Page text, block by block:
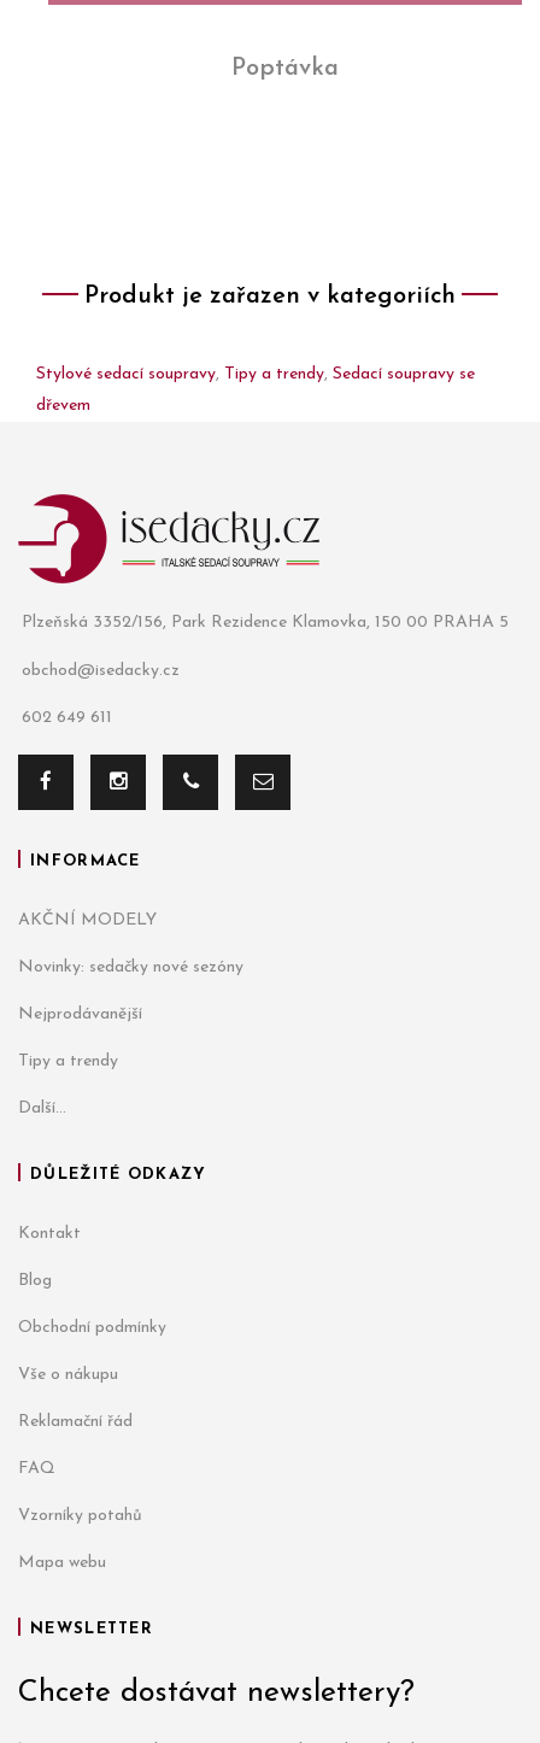
Poptávka
Produkt je zařazen v kategoriích
Stylové sedací soupravy, Tipy a trendy, Sedací soupravy se
dřevem
Plzeňská 3352/156, Park Rezidence Klamovka, 150 00 PRAHA 5
obchod@isedacky.cz
602 649 611
INFORMACE
AKČNÍ MODELY
Novinky: sedačky nové sezóny
Nejprodávanější
Tipy a trendy
Další...
DŮLEŽITÉ ODKAZY
Kontakt
Blog
Obchodní podmínky
Vše o nákupu
Reklamační řád
FAQ
Vzorníky potahů
Mapa webu
NEWSLETTER
Chcete dostávat newslettery?